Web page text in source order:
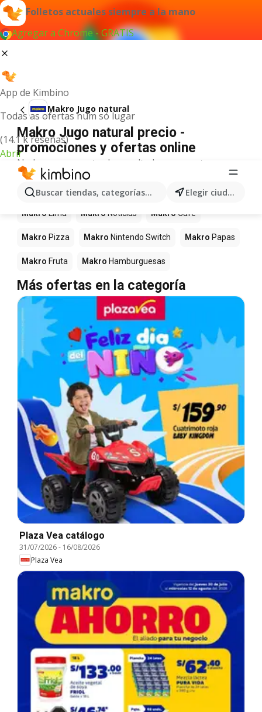
Folletos actuales siempre a la mano
Agregar a Chrome - GRATIS
App de Kimbino
Todas as ofertas num só lugar
(14.1 k reseñas)
Abrir
Buscar tiendas, categorías, productos... Elegir ciudad
Makro Jugo natural
Makro Jugo natural precio -
promociones y ofertas online
No hemos encontrado resultados para este
término.
Más productos en tiendas Makro
Makro Lima Makro Noticias Makro Café
Makro Pizza Makro Nintendo Switch Makro Papas
Makro Fruta Makro Hamburguesas
Más ofertas en la categoría
Plaza Vea catálogo
31/07/2026- 16/08/2026
Plaza Vea